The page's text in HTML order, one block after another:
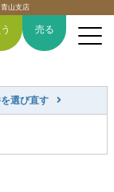
山支店
売る
選び直す